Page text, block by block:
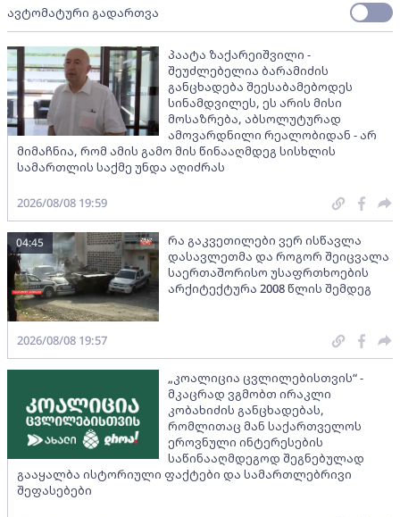
ავტომატური გადართვა
პაატა ზაქარეიშვილი -
შეუძლებელია ბარამიძის
განცხადება შეესაბამებოდეს
სინამდვილეს, ეს არის მისი
მოსაზრება, აბსოლუტურად
ამოვარდნილი რეალობიდან - არ
მიმაჩნია, რომ ამის გამო მის წინააღმდეგ სისხლის
სამართლის საქმე უნდა აღიძრას
2026/08/08 19:59
რა გაკვეთილები ვერ ისწავლა
დასავლეთმა და როგორ შეიცვალა
საერთაშორისო უსაფრთხოების
არქიტექტურა 2008 წლის შემდეგ
04:45
2026/08/08 19:57
„კოალიცია ცვლილებისთვის“ -
მკაცრად ვგმობთ ირაკლი
კობახიძის განცხადებას,
რომლითაც მან საქართველოს
ეროვნული ინტერესების
საწინააღმდეგოდ შეგნებულად
გააყალბა ისტორიული ფაქტები და სამართლებრივი
შეფასებები